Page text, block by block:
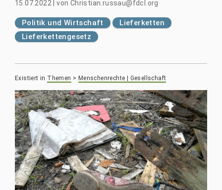
15.07.2022 |von Christian.russau@fdcl.org
Politik und Wirtschaft
Lieferketten
Lieferkettengesetz
Existiert in Themen > Menschenrechte | Gesellschaft